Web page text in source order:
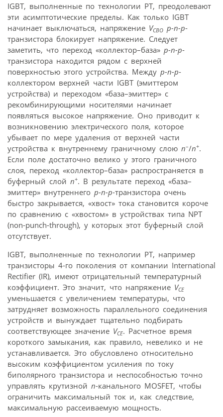
IGBT, выполненные по технологии PT, преодолевают
эти асимптотические пределы. Как только IGBT
начинает выключаться, напряжение VCBO p-n-p-
транзистора блокирует напряжение. Следует
заметить, что переход «коллектор–база» p-n-p-
транзистора находится рядом с верхней
поверхностью этого устройства. Между p-n-p-
коллектором верхней части IGBT (эмиттером
устройства) и переходом «база–эмиттер» с
рекомбинирующими носителями начинает
появляться высокое напряжение. Оно приводит к
возникновению электрического поля, которое
убывает по мере удаления от верхней части
устройства к внутреннему граничному слою n–/n+.
Если поле достаточно велико у этого граничного
слоя, переход «коллектор–база» распространяется в
буферный слой n+. В результате переход «база–
эмиттер» внутреннего p-n-p-транзистора очень
быстро закрывается, «хвост» тока становится короче
по сравнению с «хвостом» в устройствах типа NPT
(non-punch-through), у которых этот буферный слой
отсутствует.
IGBT, выполненные по технологии PT, например
транзисторы 4-го поколения от компании International
Rectifier (IR), имеют отрицательный температурный
коэффициент. Это значит, что напряжение VCE
уменьшается с увеличением температуры, что
затрудняет возможность параллельного соединения
устройств и вынуждает тщательно подбирать
соответствующее значение VCE. Расчетное время
короткого замыкания, как правило, невелико и не
устанавливается. Это обусловлено относительно
высоким коэффициентом усиления по току
биполярного транзистора и неспособностью точно
управлять крутизной n-канального MOSFET, чтобы
ограничить максимальный ток и, как следствие,
максимальную рассеиваемую мощность.